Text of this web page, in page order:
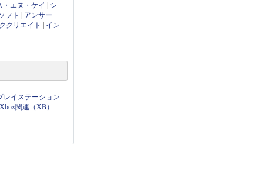
・エヌ・ケイ
シ
フト
アンサー
クリエイト
イン
レイステーション
Xbox関連（XB）